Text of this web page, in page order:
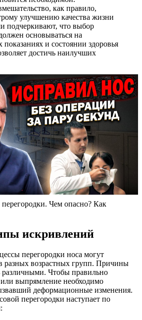
как правило,
улучшению качества жизни
подчеркивают, что выбор
основываться на
и состоянии здоровья
достичь наилучших
Чем опасно? Как
искривлений
перегородки носа могут
разных возрастных групп. Причины
различными. Чтобы правильно
или выпрямление необходимо
деформационные изменения.
перегородки наступает по